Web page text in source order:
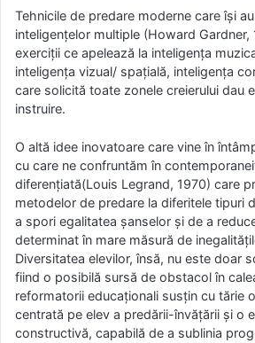
Tehnicile de predare moderne care îşi
inteligenţelor multiple (Howard Gardner,
exerciţii ce apelează la inteligenţa
inteligenţa vizual/ spaţială, inteligenţa
care solicită toate zonele creierului dau
instruire.
O altă idee inovatoare care vine în
cu care ne confruntăm în
diferenţiată(Louis Legrand, 1970) care
metodelor de predare la diferitele tipuri
a spori egalitatea şanselor şi de a
determinat în mare măsură de
Diversitatea elevilor, însă, nu este doar
fiind o posibilă sursă de obstacol în
reformatorii educaţionali susţin cu tărie
centrată pe elev a predării-învăţării şi o
constructivă, capabilă de a sublinia